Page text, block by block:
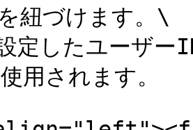
紐づけます。\
用されます。